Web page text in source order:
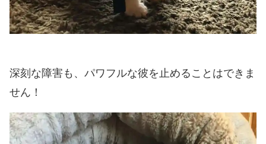
深刻な障害も、パワフルな彼を止めることはできま
せん！